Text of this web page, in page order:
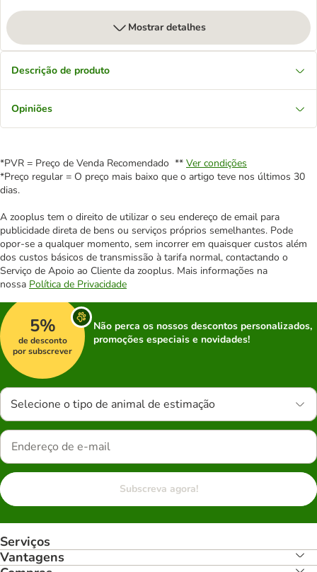
Mostrar detalhes
Descrição de produto
Opiniões
*PVR = Preço de Venda Recomendado ** Ver condições
*Preço regular = O preço mais baixo que o artigo teve nos últimos 30
dias.
A zooplus tem o direito de utilizar o seu endereço de email para
publicidade direta de bens ou serviços próprios semelhantes. Pode
opor-se a qualquer momento, sem incorrer em quaisquer custos além
dos custos básicos de transmissão à tarifa normal, contactando o
Serviço de Apoio ao Cliente da zooplus. Mais informações na
nossa Política de Privacidade
5%
de desconto
por subscrever
Não perca os nossos descontos personalizados,
promoções especiais e novidades!
Selecione o tipo de animal de estimação
Subscreva agora!
Serviços
Vantagens